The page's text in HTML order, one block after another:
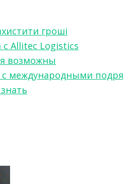
гроші
Allitec Logistics
возможны
с международными